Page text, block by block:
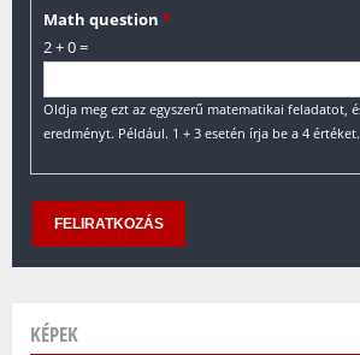
Math question *
2 + 0 =
Oldja meg ezt az egyszerű matematikai feladatot,
eredményt. Például. 1 + 3 esetén írja be a 4 értéket.
KÉPEK